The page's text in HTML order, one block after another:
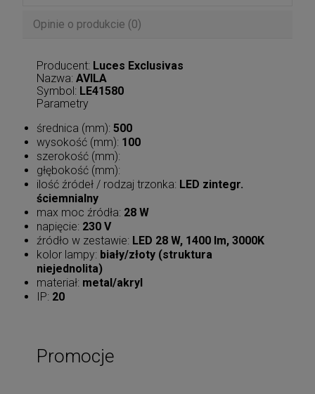
Opinie o produkcie (0)
Producent: Luces Exclusivas
Nazwa: AVILA
Symbol: LE41580
Parametry
średnica (mm): 500
wysokość (mm): 100
szerokość (mm):
głębokość (mm):
ilość źródeł / rodzaj trzonka: LED zintegr.
ściemnialny
max moc źródła: 28 W
napięcie: 230 V
źródło w zestawie: LED 28 W, 1400 lm, 3000K
kolor lampy: biały/złoty (struktura
niejednolita)
materiał: metal/akryl
IP: 20
Promocje